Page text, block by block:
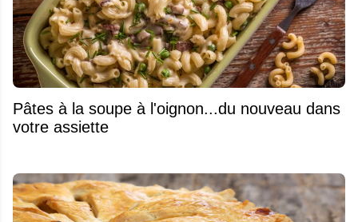
Pâtes à la soupe à l'oignon...du nouveau dans
votre assiette